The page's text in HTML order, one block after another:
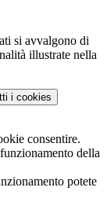
si avvalgono di
illustrate nella
i cookies
consentire.
della
potete